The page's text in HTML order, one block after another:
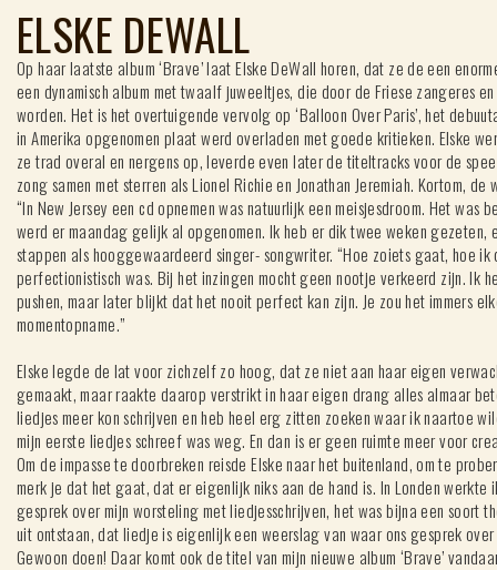
ELSKE DEWALL
Op haar laatste album ‘Brave’ laat Elske DeWall horen, dat ze de een
een dynamisch album met twaalf juweeltjes, die door de Friese zangeres
worden. Het is het overtuigende vervolg op ‘Balloon Over Paris’, het
in Amerika opgenomen plaat werd overladen met goede kritieken. Elske
ze trad overal en nergens op, leverde even later de titeltracks voor de
zong samen met sterren als Lionel Richie en Jonathan Jeremiah. Kortom,
“In New Jersey een cd opnemen was natuurlijk een meisjesdroom. Het
werd er maandag gelijk al opgenomen. Ik heb er dik twee weken gezeten,
stappen als hooggewaardeerd singer- songwriter. “Hoe zoiets gaat, hoe
perfectionistisch was. Bij het inzingen mocht geen nootje verkeerd zijn. Ik
pushen, maar later blijkt dat het nooit perfect kan zijn. Je zou het immers
momentopname.”
Elske legde de lat voor zichzelf zo hoog, dat ze niet aan haar eigen
gemaakt, maar raakte daarop verstrikt in haar eigen drang alles almaar
liedjes meer kon schrijven en heb heel erg zitten zoeken waar ik naartoe
mijn eerste liedjes schreef was weg. En dan is er geen ruimte meer voor
Om de impasse te doorbreken reisde Elske naar het buitenland, om te
merk je dat het gaat, dat er eigenlijk niks aan de hand is. In Londen werkte
gesprek over mijn worsteling met liedjesschrijven, het was bijna een soort
uit ontstaan, dat liedje is eigenlijk een weerslag van waar ons gesprek
Gewoon doen! Daar komt ook de titel van mijn nieuwe album ‘Brave’